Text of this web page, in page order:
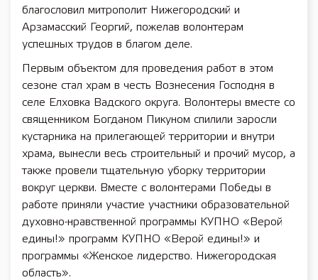
благословил митрополит Нижегородский и
Арзамасский Георгий, пожелав волонтерам
успешных трудов в благом деле.
Первым объектом для проведения работ в этом
сезоне стал храм в честь Вознесения Господня в
селе Елховка Вадского округа. Волонтеры вместе со
священником Богданом Пикуном спилили заросли
кустарника на прилегающей территории и внутри
храма, вынесли весь строительный и прочий мусор, а
также провели тщательную уборку территории
вокруг церкви. Вместе с волонтерами Победы в
работе приняли участие участники образовательной
духовно-нравственной программы КУПНО «Верой
едины!» программ КУПНО «Верой едины!» и
программы «Женское лидерство. Нижегородская
область».